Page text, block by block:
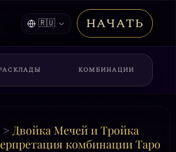
🇷🇺 НАЧАТЬ
КОМБИНАЦИИ
> Двойка Мечей и Тройка
комбинации Таро